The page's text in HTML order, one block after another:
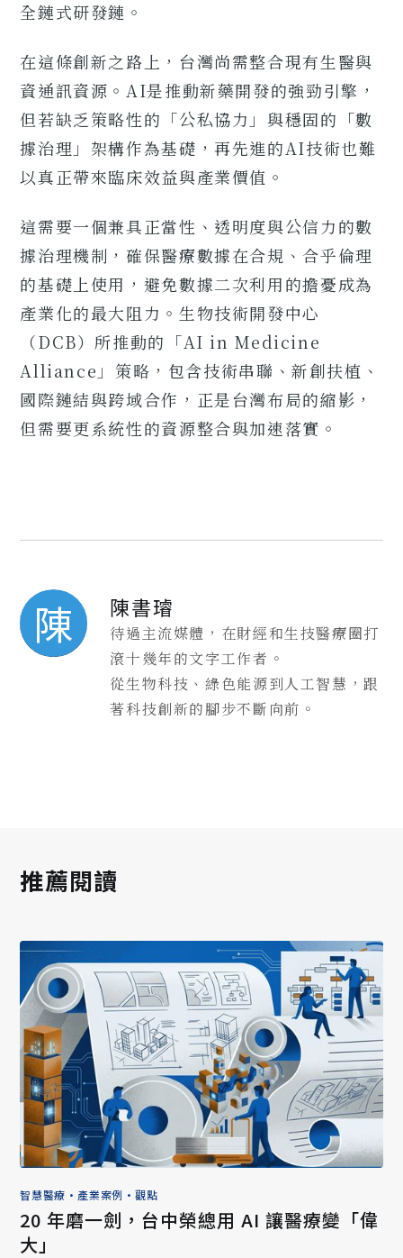
全鏈式研發鏈。
在這條創新之路上，台灣尚需整合現有生醫與
資通訊資源。AI是推動新藥開發的強勁引擎，
但若缺乏策略性的「公私協力」與穩固的「數
據治理」架構作為基礎，再先進的AI技術也難
以真正帶來臨床效益與產業價值。
這需要一個兼具正當性、透明度與公信力的數
據治理機制，確保醫療數據在合規、合乎倫理
的基礎上使用，避免數據二次利用的擔憂成為
產業化的最大阻力。生物技術開發中心
（DCB）所推動的「AI in Medicine
Alliance」策略，包含技術串聯、新創扶植、
國際鏈結與跨域合作，正是台灣布局的縮影，
但需要更系統性的資源整合與加速落實。
陳 陳書璿
待過主流媒體，在財經和生技醫療圈打
滾十幾年的文字工作者。
從生物科技、綠色能源到人工智慧，跟
著科技創新的腳步不斷向前。
推薦閱讀
智慧醫療 • 產業案例 •觀點
20 年磨一劍，台中榮總用 AI 讓醫療變「偉
大」